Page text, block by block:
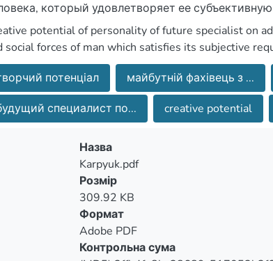
который удовлетворяет ее
potential of personality of future specialist on
social forces of man which satisfies its subjective
потенціал майбутній фахівець з ...
специалист по...
creative potential
Назва
Karpyuk.pdf
Розмір
309.92 KB
Формат
Adobe PDF
Контрольна сума